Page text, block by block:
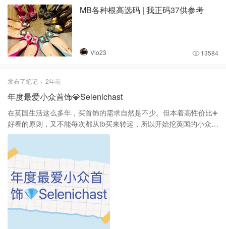
MB各种根高选码 | 我正码37供参考
Vio23 13584
发布了笔记 2年前
年度最爱小众首饰💎Selenichast
在英国生活这么多年，买首饰的需求自然是不少。但本着高性价比➕
好看的原则，又不能每次都从tb买来转运，所以开始挖英国的小众首
饰品牌。 这里认真推荐一下英国品牌Selenichast✨英国首饰设计全
面➕高性价比➕高质量= Selenichast ♥️ 🥭我最开始是被 Selenichast
的珍珠珐琅水果项链吸引，随后就一发不可收拾。首先他们家的设
计和做工完全没得说，拿到手是非常有质感的。而且那条水果珍珠
珐琅项链已经是两年前买的了，到现在还是跟刚买时候的成色一
样。（这一点我很在意，虽然不是大牌首饰，但是也不喜欢戴两次
就掉色的） 🐚随后买了他们家的珍珠饰品，珍珠项链，手链也非常
多，随便什么款式都很出片。 今年尝试了一些更有设计的款式果然
没失望。情人节之前入了♥️特别款，吃饭的时候在餐厅被一位美女问